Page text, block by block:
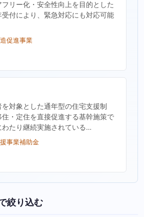
リー化・安全性向上を目的とした
付により、緊急対応にも対応可能
促進事業
対象とした通年型の住宅支援制
・定住を直接促進する基幹施策で
わたり継続実施されている…
事業補助金
絞り込む